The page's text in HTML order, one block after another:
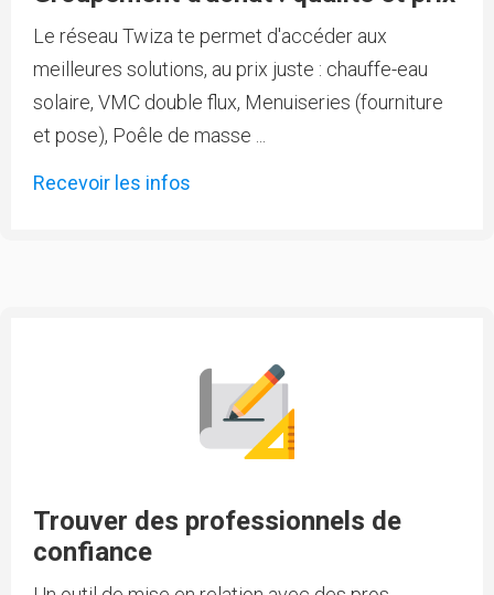
Le réseau Twiza te permet d'accéder aux
meilleures solutions, au prix juste : chauffe-eau
solaire, VMC double flux, Menuiseries (fourniture
et pose), Poêle de masse ...
Recevoir les infos
Trouver des professionnels de
confiance